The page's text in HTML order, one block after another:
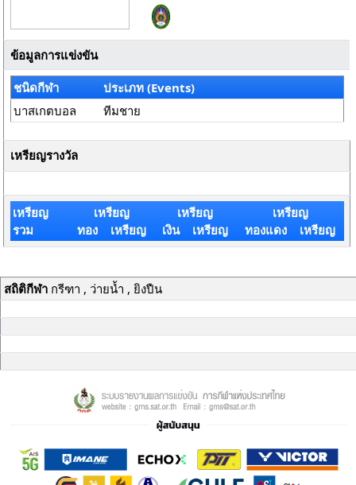
ข้อมูลการแข่งขัน
ชนิดกีฬา
ประเภท (Events)
บาสเกตบอล
ทีมชาย
เหรียญรางวัล
เหรียญ
รวม
เหรียญ
ทอง เหรียญ
เหรียญ
เงิน เหรียญ
เหรียญ
ทองแดง เหรียญ
สถิติกีฬากรีฑา , ว่ายน้ำ , ยิงปืน